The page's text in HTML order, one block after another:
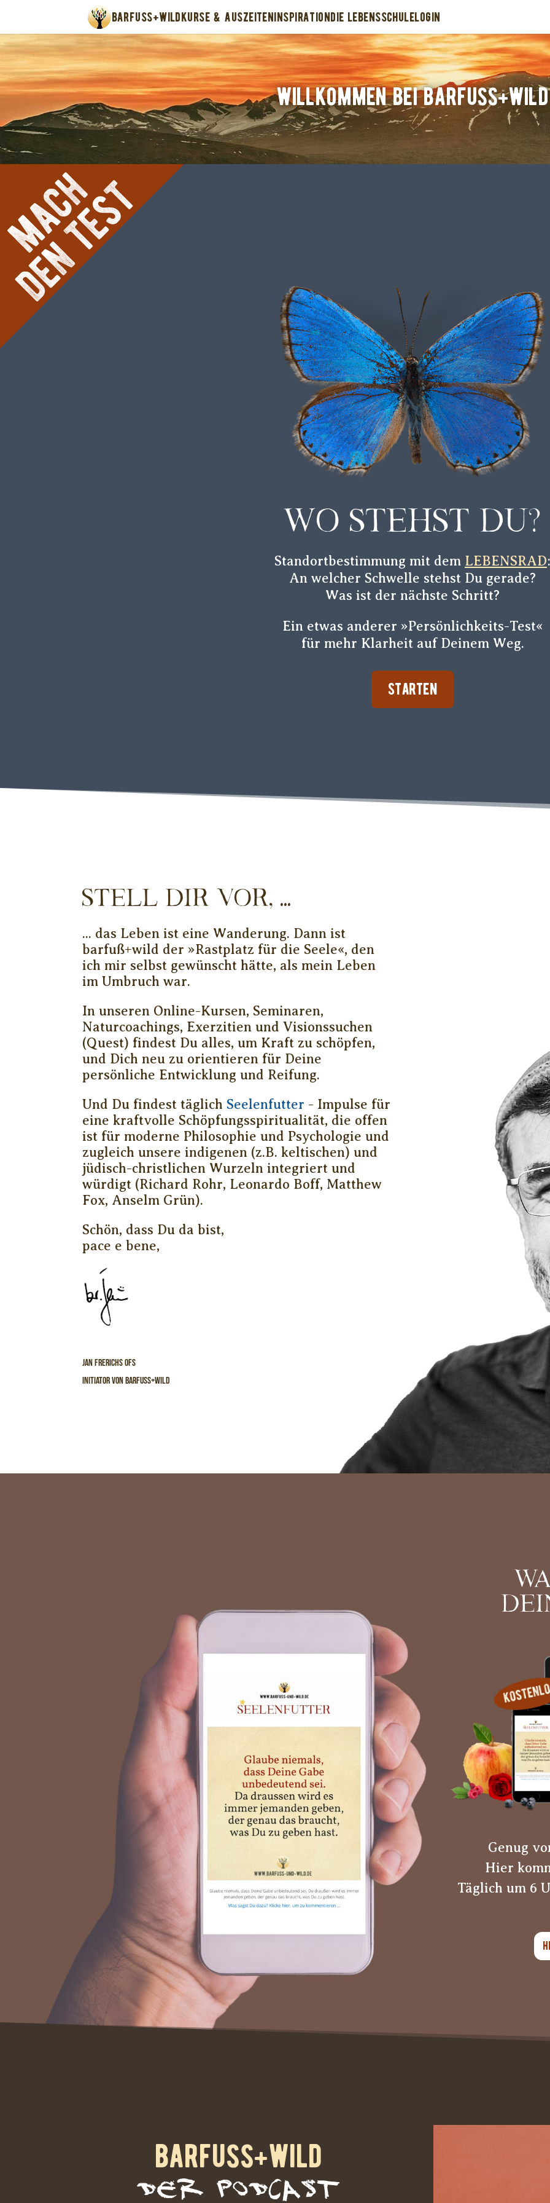
BARFUSS+WILDKURSE & AUSZEITENINSPIRATIONDIE LEBENSSCHULELOGIN
WILLKOMMEN BEI BARFUSS+WILD
Wo stehst Du?
Standortbestimmung mit dem LEBENSRAD:
An welcher Schwelle stehst Du gerade?
Was ist der nächste Schritt?
Ein etwas anderer »Persönlichkeits-Test«
für mehr Klarheit auf Deinem Weg.
STARTEN
Stell Dir vor, ...
... das Leben ist eine Wanderung. Dann ist
barfuß+wild der »Rastplatz für die Seele«, den
ich mir selbst gewünscht hätte, als mein Leben
im Umbruch war.
In unseren Online-Kursen, Seminaren,
Naturcoachings, Exerzitien und Visionssuchen
(Quest) findest Du alles, um Kraft zu schöpfen,
und Dich neu zu orientieren für Deine
persönliche Entwicklung und Reifung.
Und Du findest täglich Seelenfutter - Impulse für
eine kraftvolle Schöpfungsspiritualität, die offen
ist für moderne Philosophie und Psychologie und
zugleich unsere indigenen (z.B. keltischen) und
jüdisch-christlichen Wurzeln integriert und
würdigt (Richard Rohr, Leonardo Boff, Matthew
Fox, Anselm Grün).
Schön, dass Du da bist,
pace e bene,
jan frerichs ofs
initiator von barfuss+wild
Genug
Hier
Täglich um 6
barfuss+wild
DER podcast